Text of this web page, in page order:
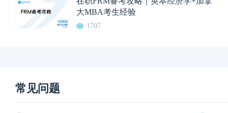
大MBA考生经验
1707
常见问题